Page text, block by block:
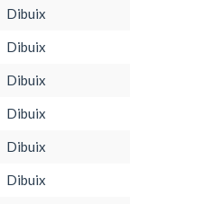
Dibuix
Dibuix
Dibuix
Dibuix
Dibuix
Dibuix